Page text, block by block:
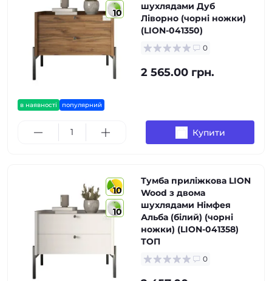
10
в наявності популярний
шухлядами Дуб
Ліворно (чорні ножки)
(LION-041350)
0
2 565.00 грн.
Купити
10
10
Тумба приліжкова LION
Wood з двома
шухлядами Німфея
Альба (білий) (чорні
ножки) (LION-041358)
ТОП
0